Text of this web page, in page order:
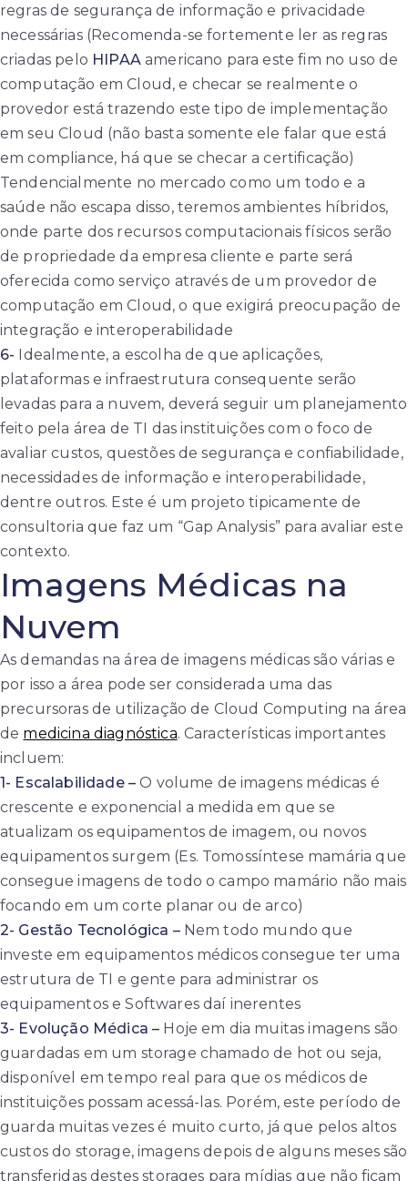
regras de segurança de informação e privacidade
necessárias (Recomenda-se fortemente ler as regras
criadas pelo HIPAAamericano para este fim no uso de
computação em Cloud, e checar se realmente o
provedor está trazendo este tipo de implementação
em seu Cloud (não basta somente ele falar que está
em compliance, há que se checar a certificação)
Tendencialmente no mercado como um todo e a
saúde não escapa disso, teremos ambientes híbridos,
onde parte dos recursos computacionais físicos serão
de propriedade da empresa cliente e parte será
oferecida como serviço através de um provedor de
computação em Cloud, o que exigirá preocupação de
integração e interoperabilidade
6- Idealmente, a escolha de que aplicações,
plataformas e infraestrutura consequente serão
levadas para a nuvem, deverá seguir um planejamento
feito pela área de TI das instituições com o foco de
avaliar custos, questões de segurança e confiabilidade,
necessidades de informação e interoperabilidade,
dentre outros. Este é um projeto tipicamente de
consultoria que faz um “Gap Analysis” para avaliar este
contexto.
Imagens Médicas na
Nuvem
As demandas na área de imagens médicas são várias e
por isso a área pode ser considerada uma das
precursoras de utilização de Cloud Computing na área
de medicina diagnóstica. Características importantes
incluem:
1- Escalabilidade – O volume de imagens médicas é
crescente e exponencial a medida em que se
atualizam os equipamentos de imagem, ou novos
equipamentos surgem (Es. Tomossíntese mamária que
consegue imagens de todo o campo mamário não mais
focando em um corte planar ou de arco)
2- Gestão Tecnológica –Nem todo mundo que
investe em equipamentos médicos consegue ter uma
estrutura de TI e gente para administrar os
equipamentos e Softwares daí inerentes
3- Evolução Médica – Hoje em dia muitas imagens são
guardadas em um storage chamado de hot ou seja,
disponível em tempo real para que os médicos de
instituições possam acessá-las. Porém, este período de
guarda muitas vezes é muito curto, já que pelos altos
custos do storage, imagens depois de alguns meses são
transferidas destes storages para mídias que não ficam